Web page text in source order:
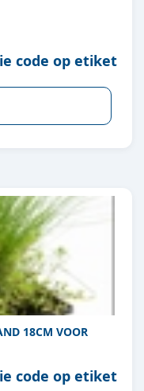
code op etiket
18CM VOOR
code op etiket